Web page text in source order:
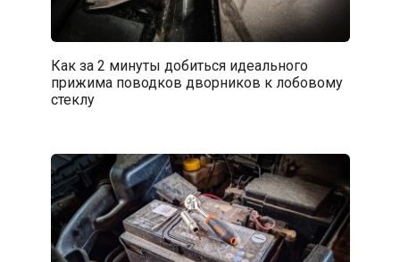
Как за 2 минуты добиться идеального
прижима поводков дворников к лобовому
стеклу